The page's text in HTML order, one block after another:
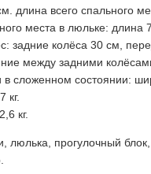
длина всего спального
места в люльке:
задние колёса 30 см,
между задними
сложенном состоянии:
кг.
кг.
люлька, прогулочный